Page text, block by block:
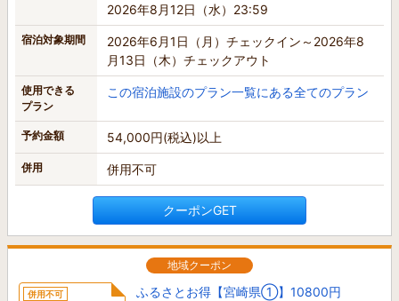
2026年8月12日（水）23:59
宿泊対象期間
2026年6月1日（月）チェックイン～2026年8
月13日（木）チェックアウト
使用できる
プラン
この宿泊施設のプラン一覧にある全てのプラン
予約金額 54,000円(税込)以上
併用 併用不可
クーポンGET
地域クーポン
併用不可
ふるさとお得【宮崎県①】10800円